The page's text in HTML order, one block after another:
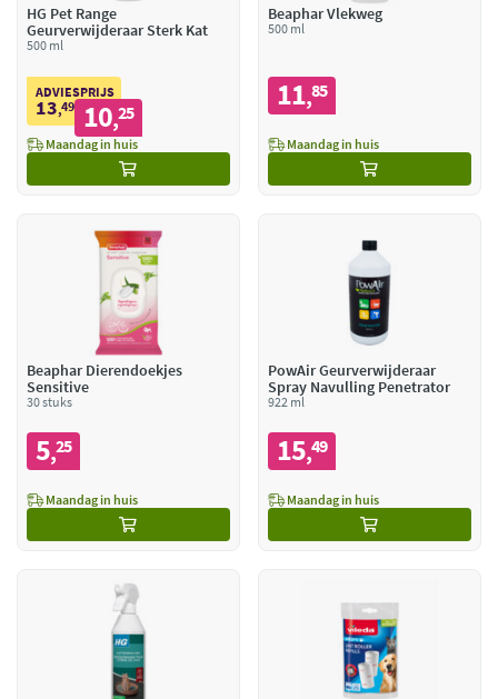
HG Pet Range
Geurverwijderaar Sterk Kat
500 ml
ADVIESPRIJS
13,49 10,25
Maandag in huis
Beaphar Vlekweg
500 ml
11,85
Maandag in huis
Beaphar Dierendoekjes
Sensitive
30 stuks
5,25
Maandag in huis
PowAir Geurverwijderaar
Spray Navulling Penetrator
922 ml
15,49
Maandag in huis